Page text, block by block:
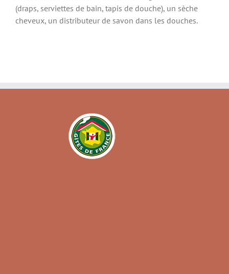
(draps, serviettes de bain, tapis de douche), un sèche
cheveux, un distributeur de savon dans les douches.